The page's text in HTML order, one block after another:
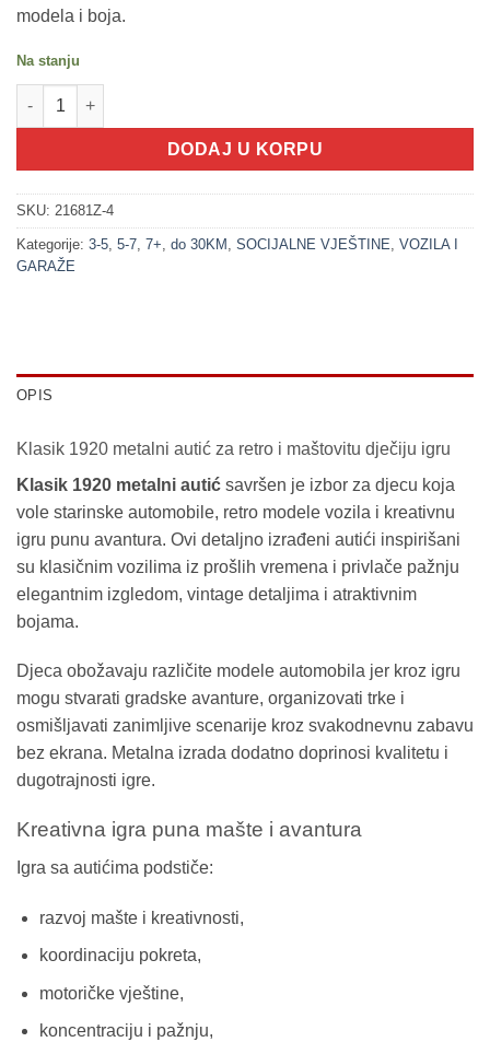
modela i boja.
Na stanju
200251-4 Klasik 1920 - pick-up zelena (VOZILA SET) količina
DODAJ U KORPU
SKU: 21681Z-4
Kategorije: 3-5 5-7 7+ do 30KM SOCIJALNE VJEŠTINE VOZILA I
GARAŽE
OPIS
Klasik 1920 metalni autić za retro i maštovitu dječiju igru
Klasik 1920 metalni autić savršen je izbor za djecu koja
vole starinske automobile, retro modele vozila i kreativnu
igru punu avantura. Ovi detaljno izrađeni autići inspirišani
su klasičnim vozilima iz prošlih vremena i privlače pažnju
elegantnim izgledom, vintage detaljima i atraktivnim
bojama.
Djeca obožavaju različite modele automobila jer kroz igru
mogu stvarati gradske avanture, organizovati trke i
osmišljavati zanimljive scenarije kroz svakodnevnu zabavu
bez ekrana. Metalna izrada dodatno doprinosi kvalitetu i
dugotrajnosti igre.
Kreativna igra puna mašte i avantura
Igra sa autićima podstiče:
razvoj mašte i kreativnosti,
koordinaciju pokreta,
motoričke vještine,
koncentraciju i pažnju,